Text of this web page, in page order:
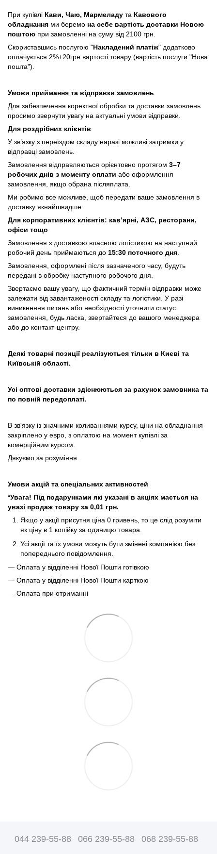
При купівлі Кави, Чаю, Мармеладу та Кавового
обладнання ми беремо на себе вартість доставки Новою
поштою при замовленні на суму від 2100 грн.
Скориставшись послугою "Накладений платіж" додатково
оплачується 2%+20грн вартості товару (вартість послуги "Нова
пошта").
Умови приймання та відправки замовлень
Для забезпечення коректної обробки та доставки замовлень
просимо звернути увагу на актуальні умови відправки.
Для роздрібних клієнтів
У зв’язку з переїздом складу наразі можливі затримки у
відправці замовлень.
Замовлення відправляються орієнтовно протягом 3–7
робочих днів з моменту оплати або оформлення
замовлення, якщо обрана післяплата.
Ми робимо все можливе, щоб передати ваше замовлення в
доставку якнайшвидше.
Для корпоративних клієнтів: кав’ярні, АЗС, ресторани,
офіси тощо
Замовлення з доставкою власною логістикою на наступний
робочий день приймаються до 15:30 поточного дня
Замовлення, оформлені після зазначеного часу, будуть
передані в обробку наступного робочого дня.
Звертаємо вашу увагу, що фактичний термін відправки може
залежати від завантаженості складу та логістики. У разі
виникнення питань або необхідності уточнити статус
замовлення, будь ласка, звертайтеся до вашого менеджера
або до контакт-центру.
Деякі товарні позиції реалізуються тільки в Києві та
Київській області.
Усі оптові доставки здіснюються за рахунок замовника та
по повній передоплаті.
В зв'язку із значними коливаннями курсу, ціни на обладнання
закріплено у евро, з оплатою на момент купівлі за
комерційним курсом.
Дякуємо за розуміння.
Умови акцій та спеціальних активностей
*Увага! Під подарунками які указані в акціях мається на
увазі продаж товару за 0,01 грн.
Якщо у акції присутня ціна 0 гривень, то це слід розуміти
як ціну в 1 копійку за одиницю товара.
Усі акції та їх умови можуть бути змінені компанією без
попереднього повідомлення.
— Оплата у відділенні Нової Пошти готівкою
— Оплата у відділенні Нової Пошти карткою
— Оплата при отриманні
044 239-55-88 066 239-55-88 068 239-55-88